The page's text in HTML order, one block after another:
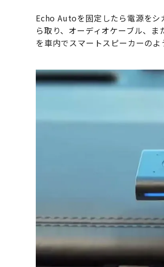
Echo Autoを固定したら電源を
ら取り、オーディオケーブル、
を車内でスマートスピーカーのよ